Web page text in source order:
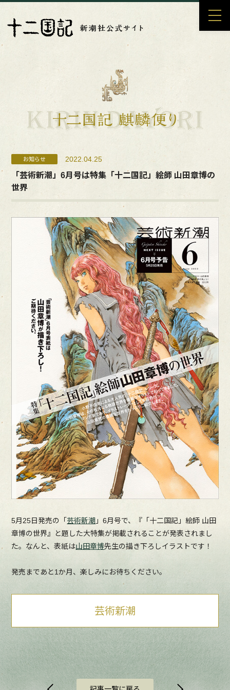
お知らせ 2022.04.25
「芸術新潮」6月号は特集「十二国記」絵師 山田章博の
世界
5月25日発売の「芸術新潮 」6月号で、『「十二国記」絵師 山田
章博の世界』と題した大特集が掲載されることが発表されまし
た。なんと、表紙は山田章博先生の描き下ろしイラストです！
発売まであと1か月、楽しみにお待ちください。
芸術新潮